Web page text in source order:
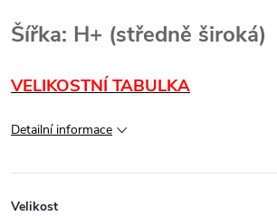
Šířka: H+ (středně široká)
VELIKOSTNÍ TABULKA
Detailní informace
Velikost